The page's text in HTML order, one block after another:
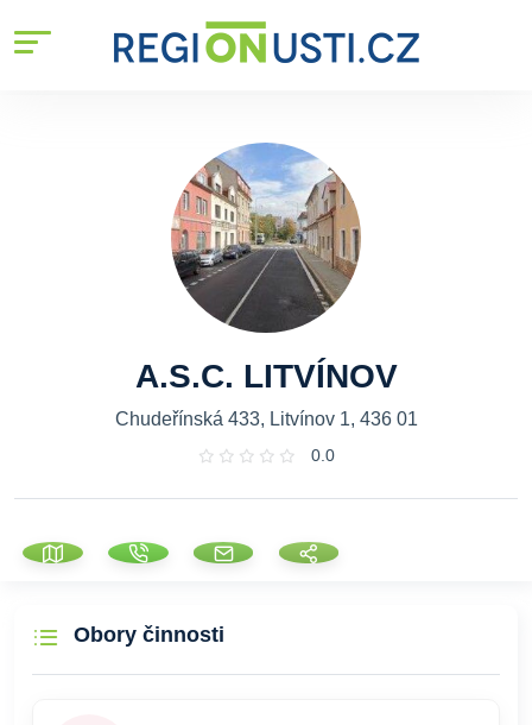
A.S.C. LITVÍNOV
Chudeřínská 433, Litvínov 1, 436 01
0.0
Obory činnosti